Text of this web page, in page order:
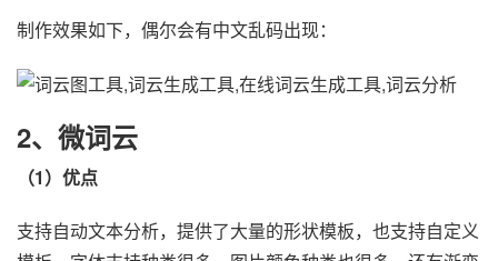
制作效果如下，偶尔会有中文乱码出现：
2、微词云
（1）优点
支持自动文本分析，提供了大量的形状模板，也支持自定义